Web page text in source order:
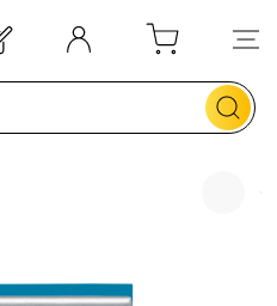
Offre de bienvenue : 20€
En savoir plus